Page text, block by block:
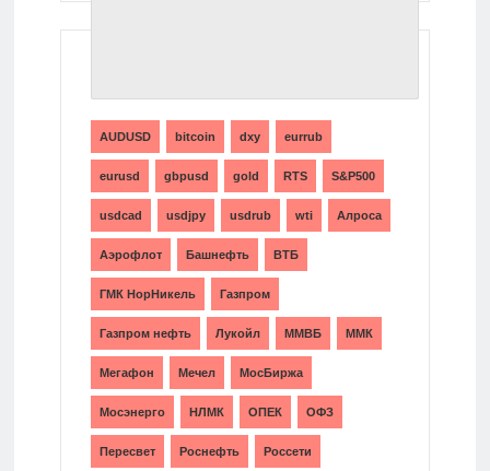
AUDUSD bitcoin dxy eurrub
eurusd gbpusd gold RTS S&P500
usdcad usdjpy usdrub wti Алроса
Аэрофлот Башнефть ВТБ
ГМК НорНикель Газпром
Газпром нефть Лукойл ММВБ ММК
Мегафон Мечел МосБиржа
Мосэнерго НЛМК ОПЕК ОФЗ
Пересвет Роснефть Россети